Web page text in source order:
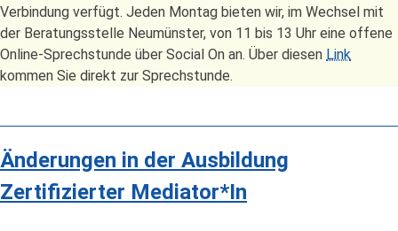
Verbindung verfügt. Jeden Montag bieten wir, im Wechsel mit
der Beratungsstelle Neumünster, von 11 bis 13 Uhr eine offene
Online-Sprechstunde über Social On an. Über diesen Link
kommen Sie direkt zur Sprechstunde.
Änderungen in der Ausbildung
Zertifizierter Mediator*In